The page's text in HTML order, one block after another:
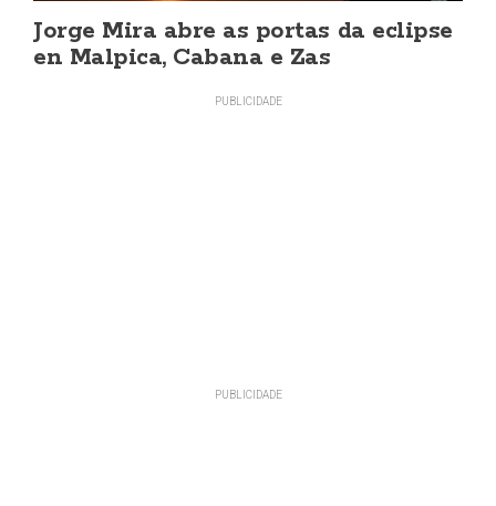
Jorge Mira abre as portas da eclipse
en Malpica, Cabana e Zas